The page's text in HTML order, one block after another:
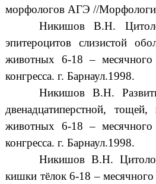
морфологов АГЭ //
Никишов В.Н.
эпитероцитов слизистой
животных 6-18 – месячного
конгресса. г. Барнаул.1998.
Никишов В.Н.
двенадцатиперстной,
животных 6-18 – месячного
конгресса. г. Барнаул.1998.
Никишов В.Н.
кишки тёлок 6-18 – месячного